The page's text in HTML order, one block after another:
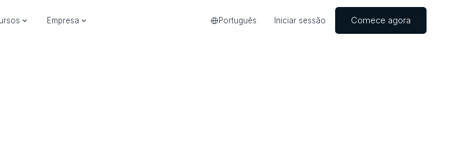
Empresa Português Iniciar sessão Comece agora